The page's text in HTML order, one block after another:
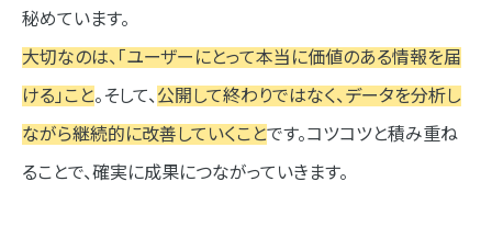
秘めています。
大切なのは、「ユーザーにとって本当に価値のある情報を届
ける」こと。そして、公開して終わりではなく、データを分析し
ながら継続的に改善していくことです。コツコツと積み重ね
ることで、確実に成果につながっていきます。